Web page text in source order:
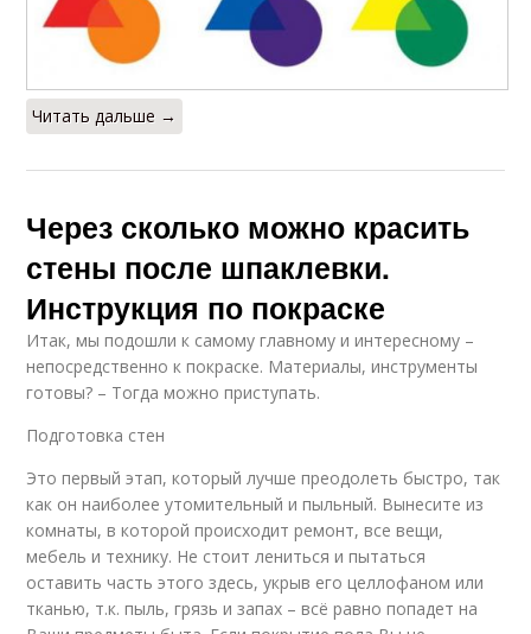
Читать дальше →
Через сколько можно красить
стены после шпаклевки.
Инструкция по покраске
Итак, мы подошли к самому главному и интересному –
непосредственно к покраске. Материалы, инструменты
готовы? – Тогда можно приступать.
Подготовка стен
Это первый этап, который лучше преодолеть быстро, так
как он наиболее утомительный и пыльный. Вынесите из
комнаты, в которой происходит ремонт, все вещи,
мебель и технику. Не стоит лениться и пытаться
оставить часть этого здесь, укрыв его целлофаном или
тканью, т.к. пыль, грязь и запах – всё равно попадет на